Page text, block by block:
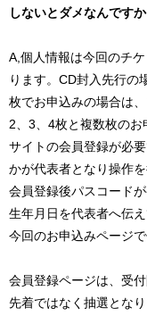
しないとダメなんですか
A,個人情報は今回のチ
ります。CD封入先行の
枚でお申込みの場合は
2、3、4枚と複数枚の
サイトの会員登録が必
かが代表者となり操作を
会員登録後パスコード
生年月日を代表者へ伝
今回のお申込みページ
会員登録ページは、受
先着ではなく抽選とな